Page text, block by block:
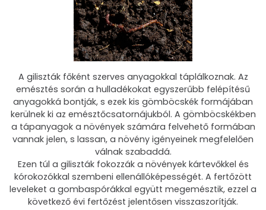
A giliszták főként szerves anyagokkal táplálkoznak. Az
emésztés során a hulladékokat egyszerűbb felépítésű
anyagokká bontják, s ezek kis gömböcskék formájában
kerülnek ki az emésztőcsatornájukból. A gömböcskékben
a tápanyagok a növények számára felvehető formában
vannak jelen, s lassan, a növény igényeinek megfelelően
válnak szabaddá.
Ezen túl a giliszták fokozzák a növények kártevőkkel és
kórokozókkal szembeni ellenállóképességét. A fertőzött
leveleket a gombaspórákkal együtt megemésztik, ezzel a
következő évi fertőzést jelentősen visszaszorítják.